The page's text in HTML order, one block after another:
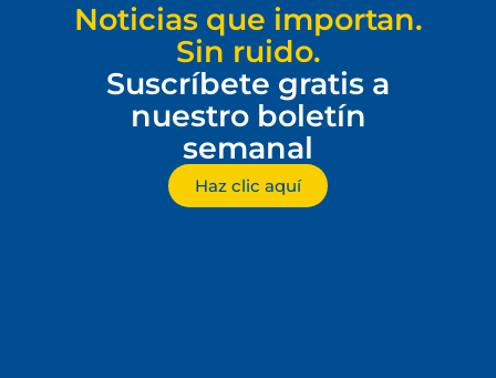
Noticias que importan.
Sin ruido.
Suscríbete gratis a
nuestro boletín
semanal
Haz clic aquí